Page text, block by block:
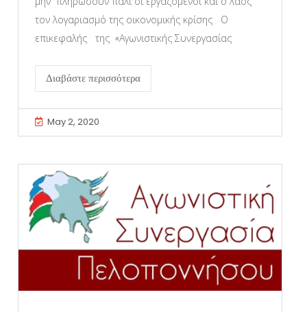
τον λογαριασμό της οικονομικής κρίσης Ο
επικεφαλής της «Αγωνιστικής Συνεργασίας
Διαβάστε περισσότερα
May 2, 2020